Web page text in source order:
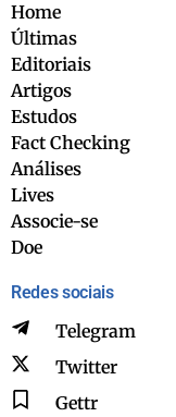
Home
Últimas
Editoriais
Artigos
Estudos
Fact Checking
Análises
Lives
Associe-se
Doe
Redes sociais
Telegram
Twitter
Gettr